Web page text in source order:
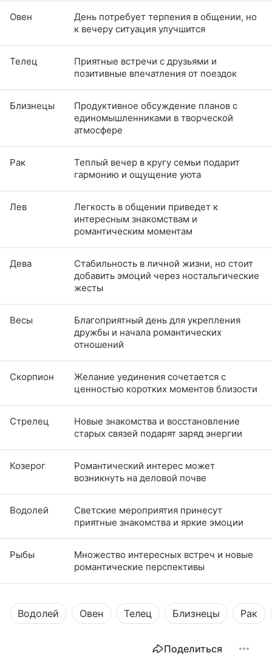
Овен
День потребует терпения в общении, но
к вечеру ситуация улучшится
Телец
Приятные встречи с друзьями и
позитивные впечатления от поездок
Близнецы
Продуктивное обсуждение планов с
единомышленниками в творческой
атмосфере
Рак
Теплый вечер в кругу семьи подарит
гармонию и ощущение уюта
Лев
Легкость в общении приведет к
интересным знакомствам и
романтическим моментам
Дева
Стабильность в личной жизни, но стоит
добавить эмоций через ностальгические
жесты
Весы
Благоприятный день для укрепления
дружбы и начала романтических
отношений
Скорпион
Желание уединения сочетается с
ценностью коротких моментов близости
Стрелец
Новые знакомства и восстановление
старых связей подарят заряд энергии
Козерог
Романтический интерес может
возникнуть на деловой почве
Водолей
Светские мероприятия принесут
приятные знакомства и яркие эмоции
Рыбы
Множество интересных встреч и новые
романтические перспективы
Водолей Овен Телец Близнецы Рак
Поделиться